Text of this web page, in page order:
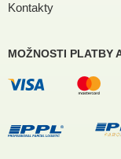
Kontakty
MOŽNOSTI PLATBY